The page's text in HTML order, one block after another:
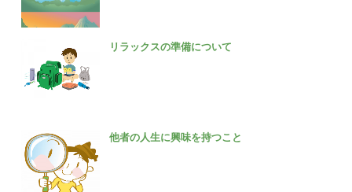
リラックスの準備について
他者の人生に興味を持つこと